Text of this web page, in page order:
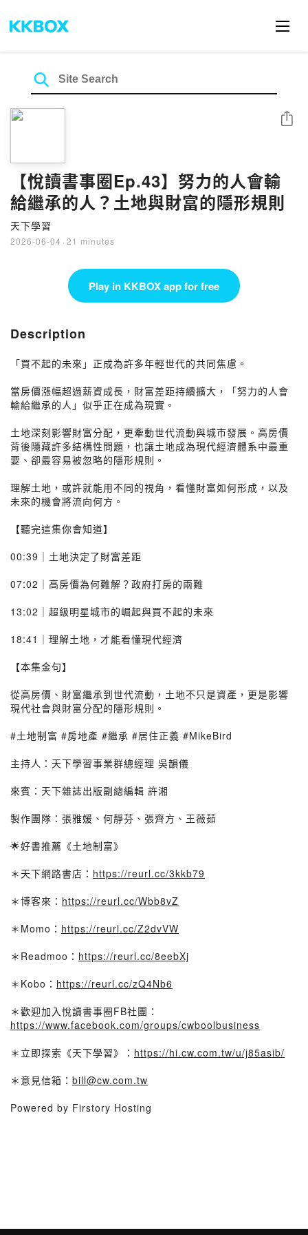
【悅讀書事圈Ep.43】努力的人會輸
給繼承的人？土地與財富的隱形規則
天下學習
2026-06-04 · 21 minutes
Share
Play in KKBOX app for free
Description
「買不起的未來」正成為許多年輕世代的共同焦慮。
當房價漲幅超過薪資成長，財富差距持續擴大，「努力的人會
輸給繼承的人」似乎正在成為現實。
土地深刻影響財富分配，更牽動世代流動與城市發展。高房價
背後隱藏許多結構性問題，也讓土地成為現代經濟體系中最重
要、卻最容易被忽略的隱形規則。
理解土地，或許就能用不同的視角，看懂財富如何形成，以及
未來的機會將流向何方。
【聽完這集你會知道】
00:39｜土地決定了財富差距
07:02｜高房價為何難解？政府打房的兩難
13:02｜超級明星城市的崛起與買不起的未來
18:41｜理解土地，才能看懂現代經濟
【本集金句】
從高房價、財富繼承到世代流動，土地不只是資產，更是影響
現代社會與財富分配的隱形規則。
#土地制富 #房地產 #繼承 #居住正義 #MikeBird
主持人：天下學習事業群總經理 吳韻儀
來賓：天下雜誌出版副總編輯 許湘
製作團隊：張雅媛、何靜芬、張齊方、王薇茹
🌟好書推薦《土地制富》
＊天下網路書店： https://reurl.cc/3kkb79
＊博客來： https://reurl.cc/Wbb8vZ
＊Momo： https://reurl.cc/Z2dvVW
＊Readmoo： https://reurl.cc/8eebXj
＊Kobo： https://reurl.cc/zQ4Nb6
＊歡迎加入悅讀書事圈FB社團：
https://www.facebook.com/groups/cwboolbusiness
＊立即探索《天下學習》： https://hi.cw.com.tw/u/j85asib/
＊意見信箱： bill@cw.com.tw
Powered by Firstory Hosting